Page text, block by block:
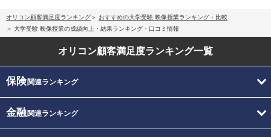
オリコン顧客満足度ランキング
おすすめの大学受験 映像授業ランキング・比較
大学受験 映像授業の成績向上・結果ランキング・口コミ情報
オリコン顧客満足度ランキング一覧
保険関連ランキング
金融関連ランキング